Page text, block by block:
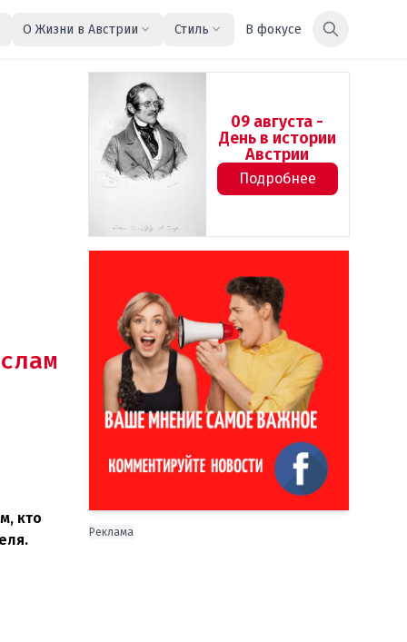
О Жизни в Австрии Стиль В фокусе
кто
09 августа -
День в истории
Австрии
Подробнее
Реклама